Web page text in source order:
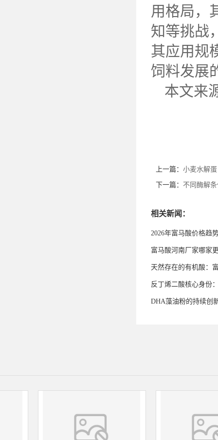
用格局，
知等挑战
其应用规
饲料发展
本文来
上一篇： 小麦水解
下一篇： 不同酶解
相关新闻：
2026年富马酸价格趋
富马酸河南厂家哪家
天然存在的有机酸：
反丁烯二酸核心身份
DHA藻油粉的持续创